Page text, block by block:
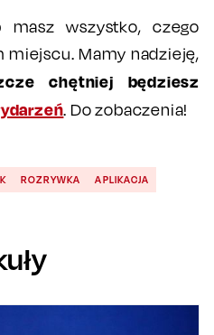
wszystko, czego
Mamy nadzieję,
chętniej będziesz
. Do zobaczenia!
ROZRYWKA APLIKACJA